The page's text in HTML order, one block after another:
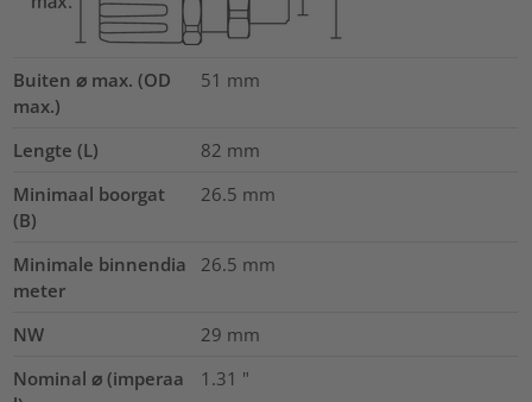
Buiten ⌀ max. (OD
max.)
51 mm
Lengte (L) 82 mm
Minimaal boorgat
(B)
26.5 mm
Minimale binnendia
meter
26.5 mm
NW 29 mm
Nominal ⌀ (imperaa
1.31 "